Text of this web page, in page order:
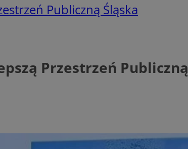
Publiczną Śląska
Przestrzeń